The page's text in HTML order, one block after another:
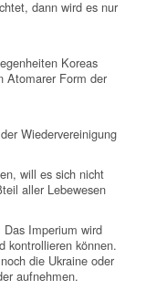
dann wird es nur
Koreas
Form der
Wiedervereinigung
will es sich nicht
aller Lebewesen
Imperium wird
kontrollieren können.
die Ukraine oder
aufnehmen.